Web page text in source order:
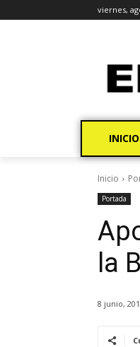
viernes,
INICIO
Inicio
Portada
la
8 junio,